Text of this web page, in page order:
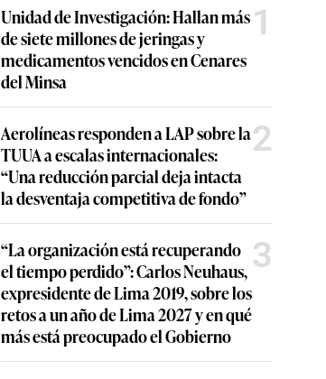
Unidad de Investigación: Hallan más
de siete millones de jeringas y
medicamentos vencidos en Cenares
del Minsa
1
Aerolíneas responden a LAP sobre la
TUUA a escalas internacionales:
“Una reducción parcial deja intacta
la desventaja competitiva de fondo”
2
“La organización está recuperando
el tiempo perdido”: Carlos Neuhaus,
expresidente de Lima 2019, sobre los
retos a un año de Lima 2027 y en qué
más está preocupado el Gobierno
3